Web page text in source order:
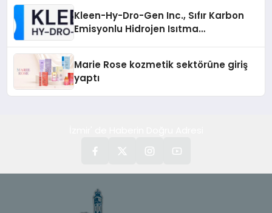
Kleen-Hy-Dro-Gen Inc., Sıfır Karbon
Emisyonlu Hidrojen Isıtma
Marie Rose kozmetik sektörüne giriş
yaptı